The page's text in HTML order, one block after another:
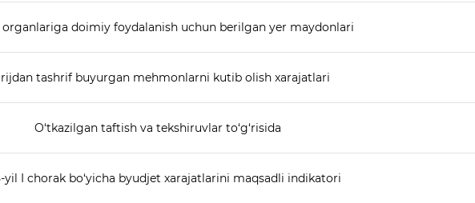
organlariga doimiy foydalanish uchun berilgan yer maydonlari
tashrif buyurgan mehmonlarni kutib olish xarajatlari
O‘tkazilgan taftish va tekshiruvlar to‘g‘risida
yil I chorak bo‘yicha byudjet xarajatlarini maqsadli indikatori